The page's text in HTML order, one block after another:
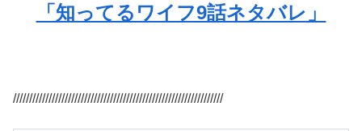
「知ってるワイフ9話ネタバレ」
/////////////////////////////////////////////////////////////////